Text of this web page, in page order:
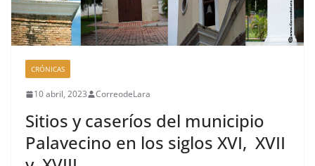
CRÓNICAS
10 abril, 2023 CorreodeLara
Sitios y caseríos del municipio
Palavecino en los siglos XVI, XVII